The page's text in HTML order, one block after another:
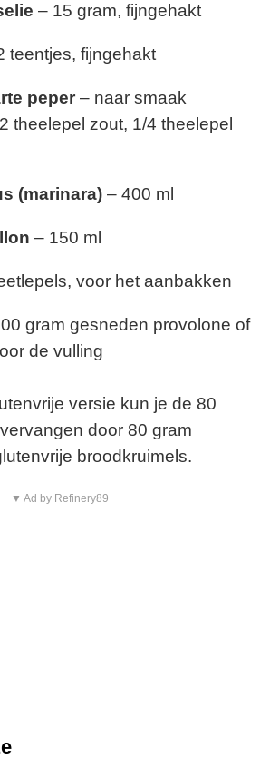
– 15 gram, fijngehakt
teentjes, fijngehakt
peper– naar smaak
theelepel zout, 1/4 theelepel
(marinara)– 400 ml
– 150 ml
voor het aanbakken
gram gesneden provolone of
de vulling
versie kun je de 80
door 80 gram
broodkruimels.
▼ Ad by Refinery89